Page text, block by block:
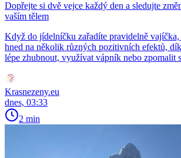
Dopřejte si dvě vejce každý den a sledujte
vaším tělem
Když do jídelníčku zařadíte pravidelně vajíčka,
hned na několik různých pozitivních efektů,
lépe zhubnout, využívat vápník nebo zpomalit
Krasnezeny.eu
dnes, 03:33
2 min